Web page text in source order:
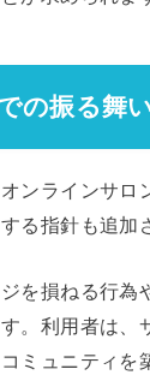
の振る舞
ンラインサ
る指針も追加
を損ねる行為
。利用者は、
ミュニティを